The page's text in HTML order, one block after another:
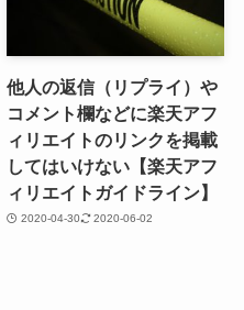
他人の返信（リプライ）や
コメント欄などに楽天アフ
ィリエイトのリンクを掲載
してはいけない【楽天アフ
ィリエイトガイドライン】
2020-04-30 2020-06-02